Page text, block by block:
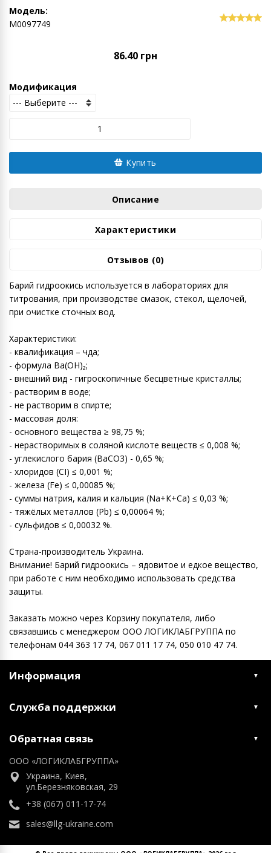
Модель:
М0097749
86.40 грн
Модификация
Купить
Описание
Характеристики
Отзывов (0)
Барий гидроокись используется в лабораториях для
титрования, при производстве смазок, стекол, щелочей,
при очистке сточных вод.
Характеристики:
- квалификация – чда;
- формула Ba(OH)₂;
- внешний вид - гигроскопичные бесцветные кристаллы;
- растворим в воде;
- не растворим в спирте;
- массовая доля:
- основного вещества ≥ 98,75 %;
- нерастворимых в соляной кислоте веществ ≤ 0,008 %;
- углекислого бария (ВаСО3) - 0,65 %;
- хлоридов (СI) ≤ 0,001 %;
- железа (Fe) ≤ 0,00085 %;
- суммы натрия, калия и кальция (Na+К+Са) ≤ 0,03 %;
- тяжёлых металлов (Pb) ≤ 0,00064 %;
- сульфидов ≤ 0,00032 %.
Страна-производитель Украина.
Внимание! Барий гидроокись – ядовитое и едкое вещество,
при работе с ним необходимо использовать средства
защиты.
Заказать можно через Корзину покупателя, либо
связавшись с менеджером ООО ЛОГИКЛАБГРУППА по
телефонам 044 363 17 74, 067 011 17 74, 050 010 47 74.
Информация
Служба поддержки
Обратная связь
ООО «ЛОГИКЛАБГРУППА»
Украина, Киев,
ул.Березняковская, 29
+38 (067) 011-17-74
sales@llg-ukraine.com